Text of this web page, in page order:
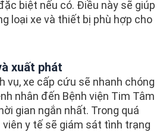
biệt nếu có. Điều này sẽ giúp
loại xe và thiết bị phù hợp cho
xuất phát
vụ, xe cấp cứu sẽ nhanh chóng
nhân đến Bệnh viện Tim Tâm
gian ngắn nhất. Trong quá
viên y tế sẽ giám sát tình trạng